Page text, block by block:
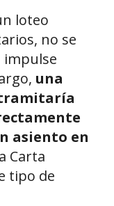
loteo
no se
impulse
una
asiento en
Carta
tipo de